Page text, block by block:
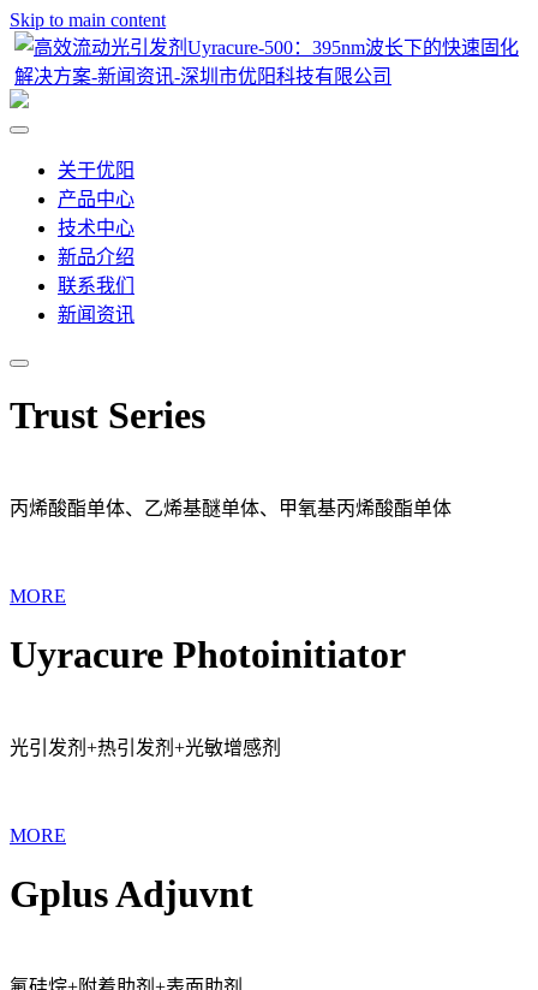
Skip to main content
关于优阳
产品中心
技术中心
新品介绍
联系我们
新闻资讯
Trust Series
丙烯酸酯单体、乙烯基醚单体、甲氧基丙烯酸酯单体
MORE
Uyracure Photoinitiator
光引发剂+热引发剂+光敏增感剂
MORE
Gplus Adjuvnt